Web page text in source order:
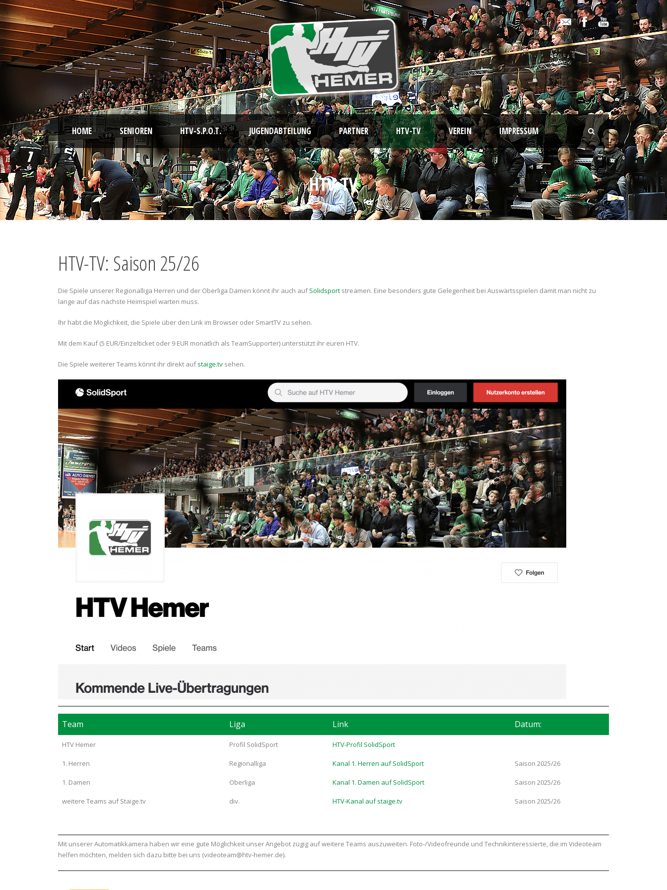
HOME SENIOREN HTV-S.P.O.T. JUGENDABTEILUNG PARTNER HTV-TV VEREIN IMPRESSUM
HTV-TV
HTV-TV: Saison 25/26
Die Spiele unserer Regionalliga Herren und der Oberliga Damen könnt ihr auch aufSolidsport streamen. Eine besonders gute Gelegenheit bei Auswärtsspielen damit man nicht zu
lange auf das nächste Heimspiel warten muss.
Ihr habt die Möglichkeit, die Spiele über den Link im Browser oder SmartTV zu sehen.
Mit dem Kauf (5 EUR/Einzelticket oder 9 EUR monatlich als TeamSupporter) unterstützt ihr euren HTV.
Die Spiele weiterer Teams könnt ihr direkt aufstaige.tv sehen.
Team Liga Link Datum:
HTV Hemer Profil SolidSport HTV-Profil SolidSport
1. Herren Regionalliga Kanal 1. Herren auf SolidSport Saison 2025/26
1. Damen Oberliga Kanal 1. Damen auf SolidSport Saison 2025/26
weitere Teams auf Staige.tv div. HTV-Kanal auf staige.tv Saison 2025/26
Mit unserer Automatikkamera haben wir eine gute Möglichkeit unser Angebot zügig auf weitere Teams auszuweiten. Foto-/Videofreunde und Technikinteressierte, die im Videoteam
helfen möchten, melden sich dazu bitte bei uns (videoteam@htv-hemer.de).